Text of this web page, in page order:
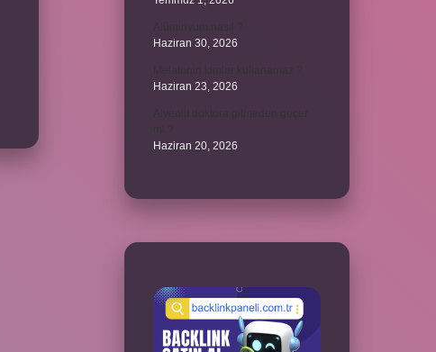
Haziran 30, 2026
Haziran 23, 2026
Haziran 20, 2026